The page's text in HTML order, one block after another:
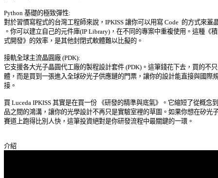
Python 基礎的極致彈性:
對於習慣寫程式的台灣工程師來說，IPKISS 讓你可以用寫 Code  的方式來蓋
。你可以建立自己的元件庫(IP Library)，在不同的專案中重複使用。這種《
式開發》的效率，是其他封閉式軟體難以比擬的。
接軌全球主流晶圓廠 (PDK):
它支援各大光子晶圓代工廠的製程設計套件 (PDK)。這筆錢花下去，買的不
體，而是買到一張進入全球矽光子供應鏈的門票，讓你的設計能直接與國際
接。
買 Luceda IPKISS 其實是在買一份 《研發的精準與底氣》。它縮短了從概念
品之間的鴻溝，讓你的光學設計不再只是實驗室裡的草圖。如果你想在矽光
賽道上跑得比別人快，這筆投資絕對是你研發流程中最關鍵的一環。